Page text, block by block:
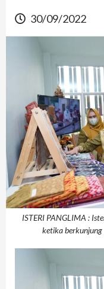
30/09/2022
ISTERI PANGLIMA :
ketika